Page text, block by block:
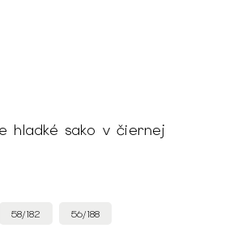
hladké sako v čiernej
58/182 56/188